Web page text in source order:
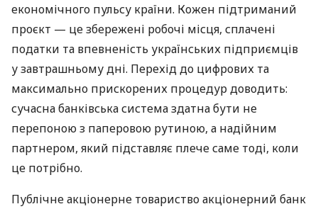
економічного пульсу країни. Кожен підтриманий
проєкт — це збережені робочі місця, сплачені
податки та впевненість українських підприємців
у завтрашньому дні. Перехід до цифрових та
максимально прискорених процедур доводить:
сучасна банківська система здатна бути не
перепоною з паперовою рутиною, а надійним
партнером, який підставляє плече саме тоді, коли
це потрібно.
Публічне акціонерне товариство акціонерний банк